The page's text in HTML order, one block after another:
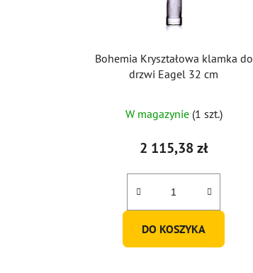
Bohemia Kryształowa klamka do
drzwi Eagel 32 cm
W magazynie (1 szt.)
2 115,38 zł
DO KOSZYKA